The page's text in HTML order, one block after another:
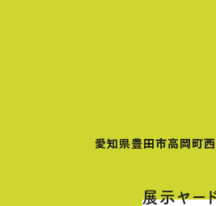
愛知県豊田市高岡町
展示ヤー